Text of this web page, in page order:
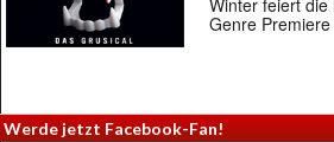
Winter feiert die
Genre
Werde jetzt Facebook-Fan!